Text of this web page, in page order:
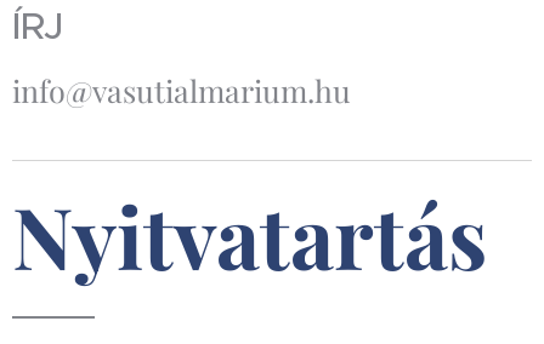
ÍRJ
info@vasutialmarium.hu
Nyitvatartás